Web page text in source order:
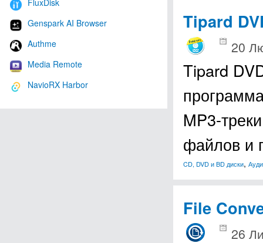
FluxDisk
Genspark AI Browser
Authme
Media Remote
NavioRX Harbor
Tipard
20
Tipard
MP3-
файлов и
CD, DVD и BD диски,
File
26